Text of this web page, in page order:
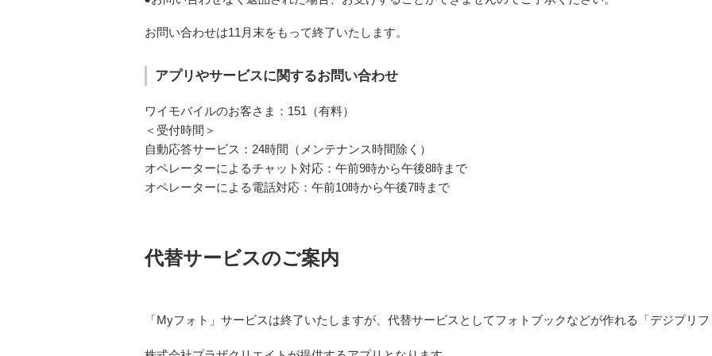
お問い合わせは11月末をもって終了いたします。
アプリやサービスに関するお問い合わせ
ワイモバイルのお客さま：151（有料）
＜受付時間＞
自動応答サービス：24時間（メンテナンス時間除く）
オペレーターによるチャット対応：午前9時から午後8時まで
オペレーターによる電話対応：午前10時から午後7時まで
代替サービスのご案内
「Myフォト」サービスは終了いたしますが、代替サービスとしてフォトブックなどが作れる「デジプリ